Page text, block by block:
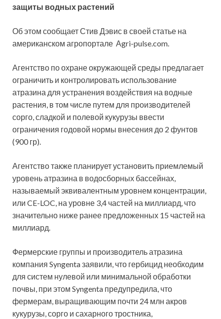
защиты водных растений
Об этом сообщает Стив Дэвис в своей статье на
американском агропортале Аgri-pulse.com.
Агентство по охране окружающей среды предлагает
ограничить и контролировать использование
атразина для устранения воздействия на водные
растения, в том числе путем для производителей
сорго, сладкой и полевой кукурузы ввести
ограничения годовой нормы внесения до 2 фунтов
(900 гр).
Агентство также планирует установить приемлемый
уровень атразина в водосборных бассейнах,
называемый эквивалентным уровнем концентрации,
или CE-LOC, на уровне 3,4 частей на миллиард, что
значительно ниже ранее предложенных 15 частей на
миллиард.
Фермерские группы и производитель атразина
компания Syngenta заявили, что гербицид необходим
для систем нулевой или минимальной обработки
почвы, при этом Syngenta предупредила, что
фермерам, выращивающим почти 24 млн акров
кукурузы, сорго и сахарного тростника,